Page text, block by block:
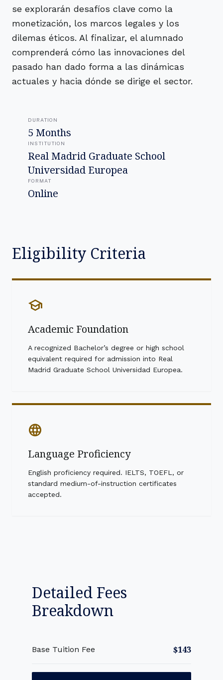
se explorarán desafíos clave como la
monetización, los marcos legales y los
dilemas éticos. Al finalizar, el alumnado
comprenderá cómo las innovaciones del
pasado han dado forma a las dinámicas
actuales y hacia dónde se dirige el sector.
DURATION
5 Months
INSTITUTION
Real Madrid Graduate School
Universidad Europea
FORMAT
Online
Eligibility Criteria
school
Academic Foundation
A recognized Bachelor’s degree or high school
equivalent required for admission into Real
Madrid Graduate School Universidad Europea.
language
Language Proficiency
English proficiency required. IELTS, TOEFL, or
standard medium-of-instruction certificates
accepted.
Detailed Fees
Breakdown
Base Tuition Fee $143